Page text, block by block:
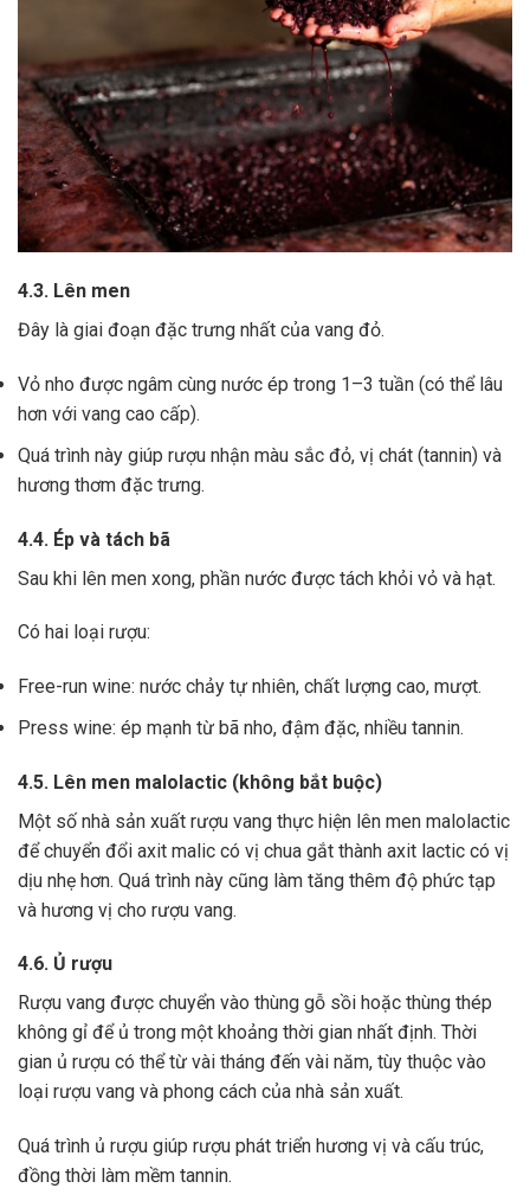
4.3. Lên men
Đây là giai đoạn đặc trưng nhất của vang đỏ.
Vỏ nho được ngâm cùng nước ép trong 1–3 tuần (có thể lâu
hơn với vang cao cấp).
Quá trình này giúp rượu nhận màu sắc đỏ, vị chát (tannin) và
hương thơm đặc trưng.
4.4. Ép và tách bã
Sau khi lên men xong, phần nước được tách khỏi vỏ và hạt.
Có hai loại rượu:
Free-run wine: nước chảy tự nhiên, chất lượng cao, mượt.
Press wine: ép mạnh từ bã nho, đậm đặc, nhiều tannin.
4.5. Lên men malolactic (không bắt buộc)
Một số nhà sản xuất rượu vang thực hiện lên men malolactic
để chuyển đổi axit malic có vị chua gắt thành axit lactic có vị
dịu nhẹ hơn. Quá trình này cũng làm tăng thêm độ phức tạp
và hương vị cho rượu vang.
4.6. Ủ rượu
Rượu vang được chuyển vào thùng gỗ sồi hoặc thùng thép
không gỉ để ủ trong một khoảng thời gian nhất định. Thời
gian ủ rượu có thể từ vài tháng đến vài năm, tùy thuộc vào
loại rượu vang và phong cách của nhà sản xuất.
Quá trình ủ rượu giúp rượu phát triển hương vị và cấu trúc,
đồng thời làm mềm tannin.